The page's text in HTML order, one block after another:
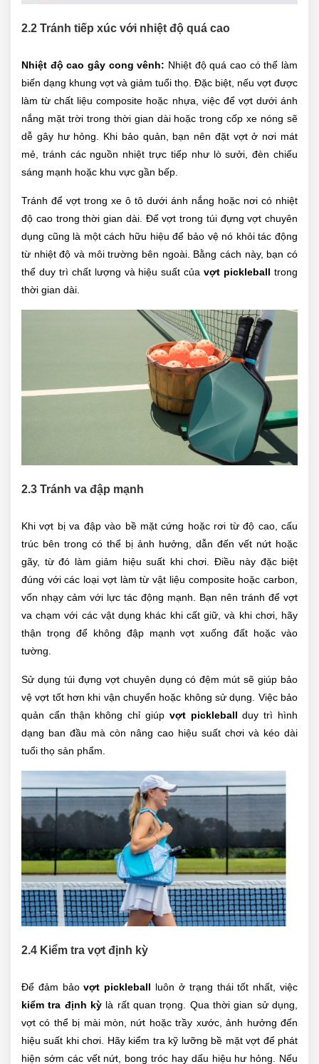
2.2 Tránh tiếp xúc với nhiệt độ quá cao
Nhiệt độ cao gây cong vênh: Nhiệt độ quá cao có thể làm
biến dạng khung vợt và giảm tuổi thọ. Đặc biệt, nếu vợt được
làm từ chất liệu composite hoặc nhựa, việc để vợt dưới ánh
nắng mặt trời trong thời gian dài hoặc trong cốp xe nóng sẽ
dễ gây hư hỏng. Khi bảo quản, bạn nên đặt vợt ở nơi mát
mẻ, tránh các nguồn nhiệt trực tiếp như lò sưởi, đèn chiếu
sáng mạnh hoặc khu vực gần bếp.
Tránh để vợt trong xe ô tô dưới ánh nắng hoặc nơi có nhiệt
độ cao trong thời gian dài. Để vợt trong túi đựng vợt chuyên
dụng cũng là một cách hữu hiệu để bảo vệ nó khỏi tác động
từ nhiệt độ và môi trường bên ngoài. Bằng cách này, bạn có
thể duy trì chất lượng và hiệu suất củavợt pickleball trong
thời gian dài.
2.3 Tránh va đập mạnh
Khi vợt bị va đập vào bề mặt cứng hoặc rơi từ độ cao, cấu
trúc bên trong có thể bị ảnh hưởng, dẫn đến vết nứt hoặc
gãy, từ đó làm giảm hiệu suất khi chơi. Điều này đặc biệt
đúng với các loại vợt làm từ vật liệu composite hoặc carbon,
vốn nhạy cảm với lực tác động mạnh. Bạn nên tránh để vợt
va chạm với các vật dụng khác khi cất giữ, và khi chơi, hãy
thận trọng để không đập mạnh vợt xuống đất hoặc vào
tường.
Sử dụng túi đựng vợt chuyên dụng có đệm mút sẽ giúp bảo
vệ vợt tốt hơn khi vận chuyển hoặc không sử dụng. Việc bảo
quản cẩn thận không chỉ giúp vợt pickleball duy trì hình
dạng ban đầu mà còn nâng cao hiệu suất chơi và kéo dài
tuổi thọ sản phẩm.
2.4 Kiểm tra vợt định kỳ
Để đảm bảovợt pickleball luôn ở trạng thái tốt nhất, việc
kiểm tra định kỳ là rất quan trọng. Qua thời gian sử dụng,
vợt có thể bị mài mòn, nứt hoặc trầy xước, ảnh hưởng đến
hiệu suất khi chơi. Hãy kiểm tra kỹ lưỡng bề mặt vợt để phát
hiện sớm các vết nứt, bong tróc hay dấu hiệu hư hỏng. Nếu